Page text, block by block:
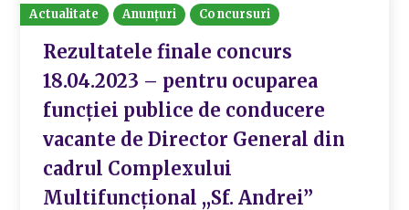
Actualitate Anunțuri Concursuri
Rezultatele finale concurs
18.04.2023 – pentru ocuparea
funcției publice de conducere
vacante de Director General din
cadrul Complexului
Multifuncțional ,,Sf. Andrei”